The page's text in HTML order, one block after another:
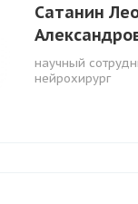
Сатанин
научный
нейрохирург